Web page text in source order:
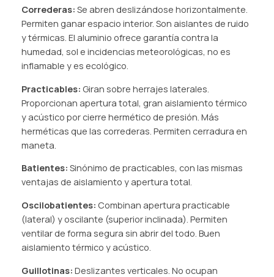
Correderas: Se abren deslizándose horizontalmente.
Permiten ganar espacio interior. Son aislantes de ruido
y térmicas. El aluminio ofrece garantía contra la
humedad, sol e incidencias meteorológicas, no es
inflamable y es ecológico.
Practicables: Giran sobre herrajes laterales.
Proporcionan apertura total, gran aislamiento térmico
y acústico por cierre hermético de presión. Más
herméticas que las correderas. Permiten cerradura en
maneta.
Batientes: Sinónimo de practicables, con las mismas
ventajas de aislamiento y apertura total.
Oscilobatientes: Combinan apertura practicable
(lateral) y oscilante (superior inclinada). Permiten
ventilar de forma segura sin abrir del todo. Buen
aislamiento térmico y acústico.
Guillotinas: Deslizantes verticales. No ocupan